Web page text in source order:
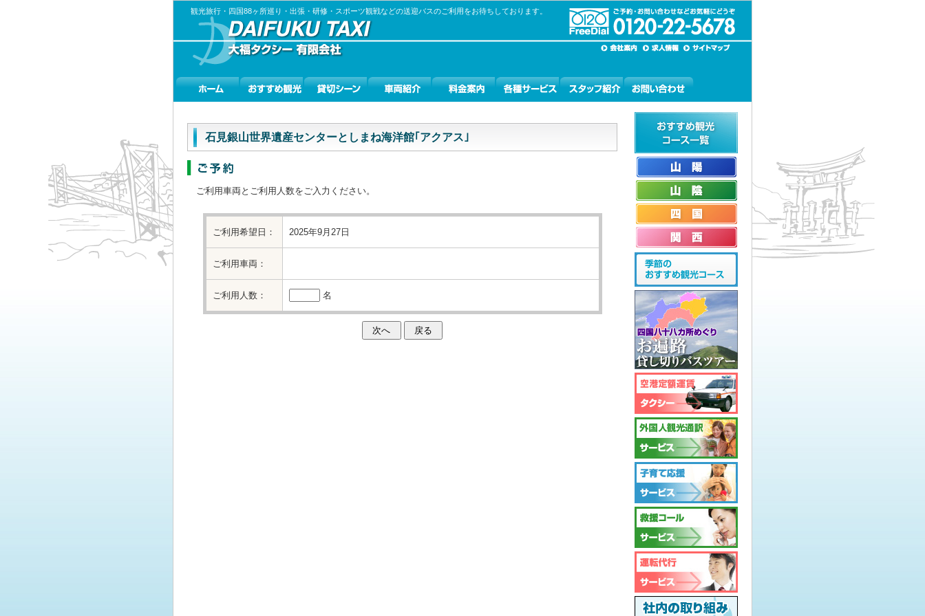
観光旅行・四国88ヶ所巡り・出張・研修・スポーツ観戦などの送迎バスのご利用をお待ちしております。
石見銀山世界遺産センターとしまね海洋館｢アクアス｣
ご利用車両とご利用人数をご入力ください。
ご利用希望日： 2025年9月27日
ご利用車両：
ご利用人数： 名